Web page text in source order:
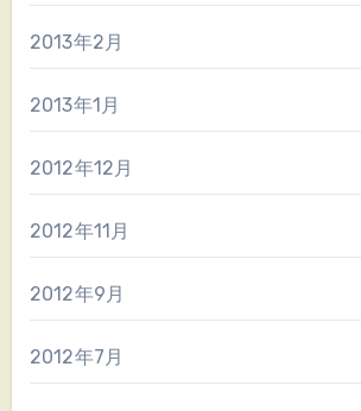
2013年2月
2013年1月
2012年12月
2012年11月
2012年9月
2012年7月